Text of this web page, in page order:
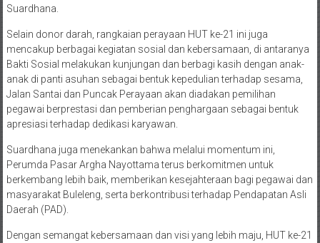
Suardhana.
Selain donor darah, rangkaian perayaan HUT ke-21 ini juga
mencakup berbagai kegiatan sosial dan kebersamaan, di antaranya
Bakti Sosial melakukan kunjungan dan berbagi kasih dengan anak-
anak di panti asuhan sebagai bentuk kepedulian terhadap sesama,
Jalan Santai dan Puncak Perayaan akan diadakan pemilihan
pegawai berprestasi dan pemberian penghargaan sebagai bentuk
apresiasi terhadap dedikasi karyawan.
Suardhana juga menekankan bahwa melalui momentum ini,
Perumda Pasar Argha Nayottama terus berkomitmen untuk
berkembang lebih baik, memberikan kesejahteraan bagi pegawai dan
masyarakat Buleleng, serta berkontribusi terhadap Pendapatan Asli
Daerah (PAD).
Dengan semangat kebersamaan dan visi yang lebih maju, HUT ke-21